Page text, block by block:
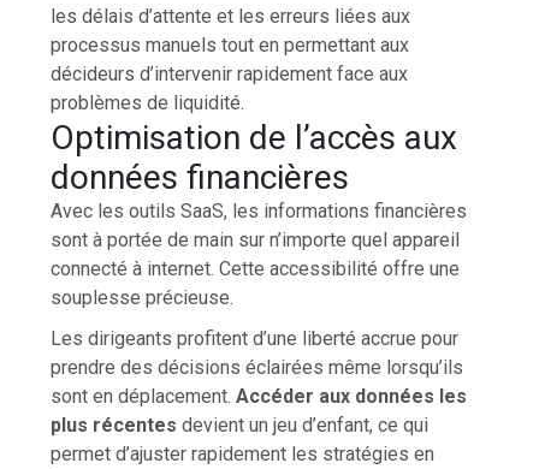
les délais d’attente et les erreurs liées aux
processus manuels tout en permettant aux
décideurs d’intervenir rapidement face aux
problèmes de liquidité.
Optimisation de l’accès aux
données financières
Avec les outils SaaS, les informations financières
sont à portée de main sur n’importe quel appareil
connecté à internet. Cette accessibilité offre une
souplesse précieuse.
Les dirigeants profitent d’une liberté accrue pour
prendre des décisions éclairées même lorsqu’ils
sont en déplacement.Accéder aux données les
plus récentes devient un jeu d’enfant, ce qui
permet d’ajuster rapidement les stratégies en